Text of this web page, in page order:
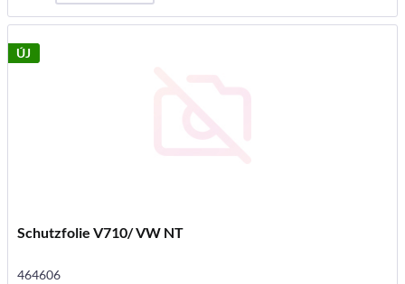
ÚJ
Schutzfolie V710/ VW NT
464606